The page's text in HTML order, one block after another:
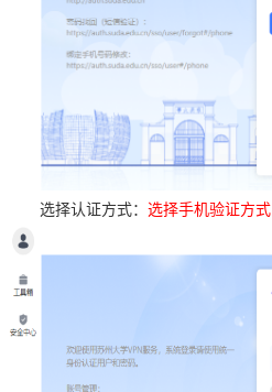
选择认证方式： 选择手机验证方式